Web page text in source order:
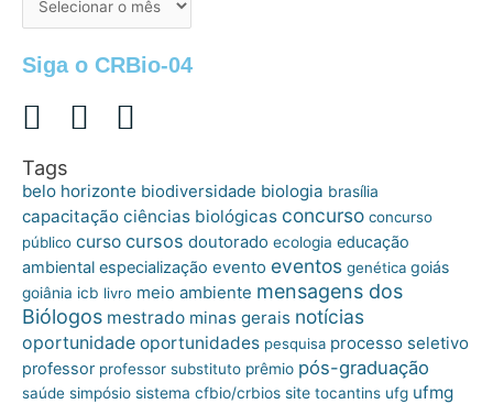
Siga o CRBio-04
Tags
belo horizonte biodiversidade biologia brasília
capacitação ciências biológicas concurso concurso
público curso cursos doutorado ecologia educação
ambiental especialização evento eventos genética goiás
goiânia icb livro meio ambiente mensagens dos
Biólogos mestrado minas gerais notícias
oportunidade oportunidades pesquisa processo seletivo
professor professor substituto prêmio pós-graduação
saúde simpósio sistema cfbio/crbios site tocantins ufg ufmg